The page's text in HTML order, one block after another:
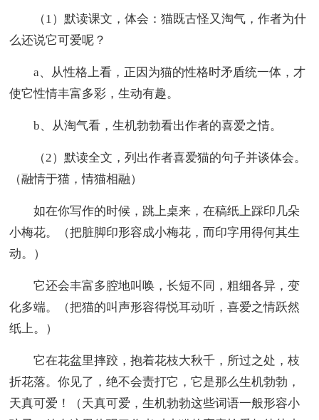
（1）默读课文，体会：猫既古怪又淘气，作者为什
么还说它可爱呢？
a、从性格上看，正因为猫的性格时矛盾统一体，才
使它性情丰富多彩，生动有趣。
b、从淘气看，生机勃勃看出作者的喜爱之情。
（2）默读全文，列出作者喜爱猫的句子并谈体会。
（融情于猫，情猫相融）
如在你写作的时候，跳上桌来，在稿纸上踩印几朵
小梅花。（把脏脚印形容成小梅花，而印字用得何其生
动。）
它还会丰富多腔地叫唤，长短不同，粗细各异，变
化多端。（把猫的叫声形容得悦耳动听，喜爱之情跃然
纸上。）
它在花盆里摔跤，抱着花枝大秋千，所过之处，枝
折花落。你见了，绝不会责打它，它是那么生机勃勃，
天真可爱！（天真可爱，生机勃勃这些词语一般形容小